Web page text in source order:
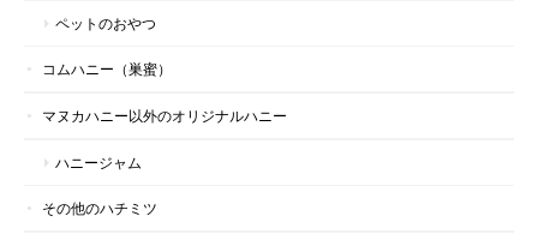
ペットのおやつ
コムハニー（巣蜜）
マヌカハニー以外のオリジナルハニー
ハニージャム
その他のハチミツ